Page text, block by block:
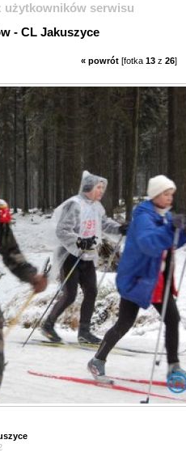
użytkowników serwisu
- CL Jakuszyce
« powrót [fotka 13 z 26]